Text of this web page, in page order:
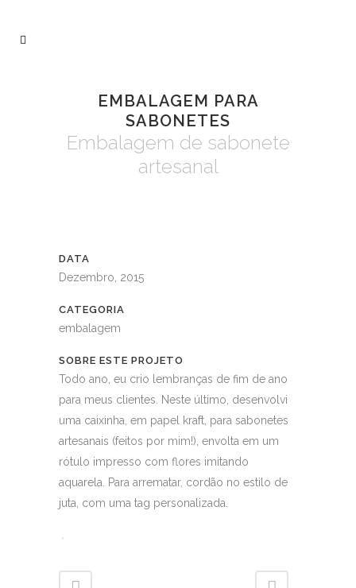
EMBALAGEM PARA
SABONETES
Embalagem de sabonete
artesanal
DATA
Dezembro, 2015
CATEGORIA
embalagem
SOBRE ESTE PROJETO
Todo ano, eu crio lembranças de fim de ano
para meus clientes. Neste último, desenvolvi
uma caixinha, em papel kraft, para sabonetes
artesanais (feitos por mim!), envolta em um
rótulo impresso com flores imitando
aquarela. Para arrematar, cordão no estilo de
juta, com uma tag personalizada.